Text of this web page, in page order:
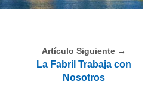
Artículo Siguiente →
La Fabril Trabaja con
Nosotros